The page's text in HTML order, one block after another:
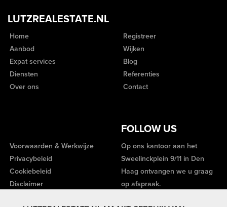
LUTZREALESTATE.NL
Home
Aanbod
Expat services
Diensten
Over ons
Registreer
Wijken
Blog
Referenties
Contact
FOLLOW US
Voorwaarden & Werkwijze
Privacybeleid
Cookiebeleid
Disclaimer
Op ons kantoor aan het
Sweelinckplein 9/11 in Den
Haag ontvangen we u graag
op afspraak.